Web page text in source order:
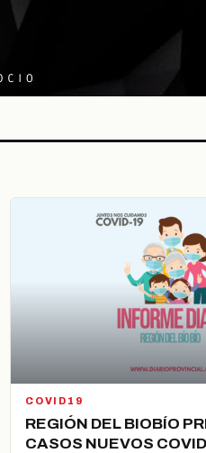
COVID19
REGIÓN DEL BIOBÍO
CASOS NUEVOS